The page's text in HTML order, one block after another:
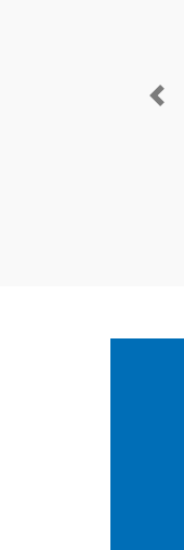
servizio completo
ed
elettrodomestici Candy